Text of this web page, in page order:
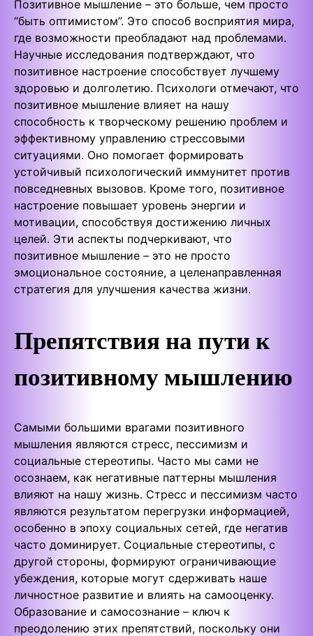
Позитивное мышление – это больше, чем просто
“быть оптимистом”. Это способ восприятия мира,
где возможности преобладают над проблемами.
Научные исследования подтверждают, что
позитивное настроение способствует лучшему
здоровью и долголетию. Психологи отмечают, что
позитивное мышление влияет на нашу
способность к творческому решению проблем и
эффективному управлению стрессовыми
ситуациями. Оно помогает формировать
устойчивый психологический иммунитет против
повседневных вызовов. Кроме того, позитивное
настроение повышает уровень энергии и
мотивации, способствуя достижению личных
целей. Эти аспекты подчеркивают, что
позитивное мышление – это не просто
эмоциональное состояние, а целенаправленная
стратегия для улучшения качества жизни.
Препятствия на пути к
позитивному мышлению
Самыми большими врагами позитивного
мышления являются стресс, пессимизм и
социальные стереотипы. Часто мы сами не
осознаем, как негативные паттерны мышления
влияют на нашу жизнь. Стресс и пессимизм часто
являются результатом перегрузки информацией,
особенно в эпоху социальных сетей, где негатив
часто доминирует. Социальные стереотипы, с
другой стороны, формируют ограничивающие
убеждения, которые могут сдерживать наше
личностное развитие и влиять на самооценку.
Образование и самосознание – ключ к
преодолению этих препятствий, поскольку они